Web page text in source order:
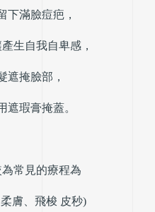
下滿臉痘疤，
生自我自卑感，
遮掩臉部，
遮瑕膏掩蓋。
常見的療程為
膚、飛梭 皮秒)